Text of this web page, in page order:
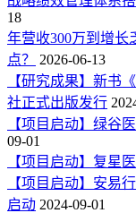
18
年营收300万到增长
点？
2026-06-13
【研究成果】新书
社正式出版发行
【项目启动】绿谷
09-01
【项目启动】复星
【项目启动】安易
启动 2024-09-01